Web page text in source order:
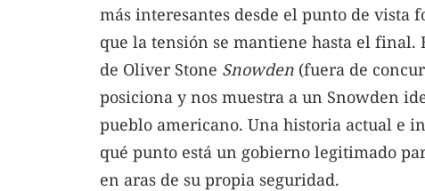
más interesantes desde el punto de vista
que la tensión se mantiene hasta el
de Oliver Stone Snowden (fuera de
posiciona y nos muestra a un Snowden
pueblo americano. Una historia actual e
qué punto está un gobierno legitimado
en aras de su propia seguridad.